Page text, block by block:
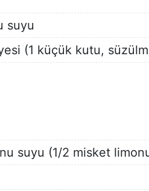
suyu
(1 küçük kutu,
suyu (1/2 misket